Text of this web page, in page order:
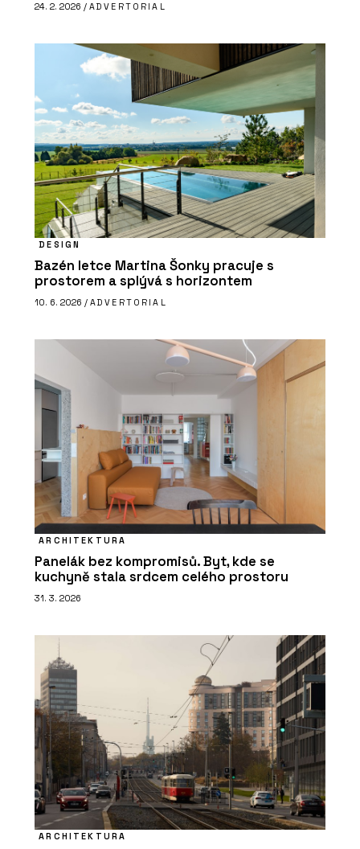
24. 2. 2026 / ADVERTORIAL
DESIGN
Bazén letce Martina Šonky pracuje s
prostorem a splývá s horizontem
10. 6. 2026 / ADVERTORIAL
ARCHITEKTURA
Panelák bez kompromisů. Byt, kde se
kuchyně stala srdcem celého prostoru
31. 3. 2026
ARCHITEKTURA